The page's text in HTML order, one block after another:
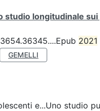
studio longitudinale
2021
GEMELLI
e...Uno studio